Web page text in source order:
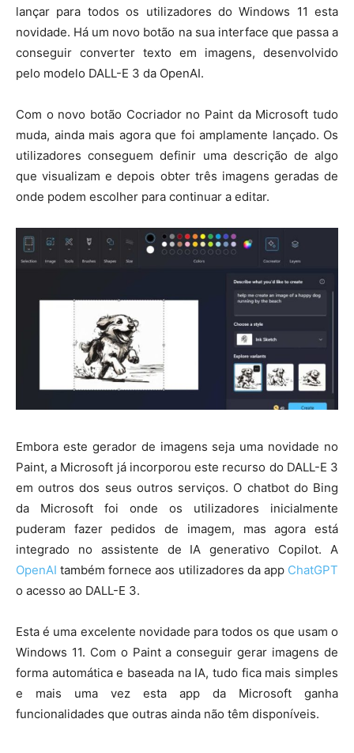
lançar para todos os utilizadores do Windows 11 esta
novidade. Há um novo botão na sua interface que passa a
conseguir converter texto em imagens, desenvolvido
pelo modelo DALL-E 3 da OpenAI.
Com o novo botão Cocriador no Paint da Microsoft tudo
muda, ainda mais agora que foi amplamente lançado. Os
utilizadores conseguem definir uma descrição de algo
que visualizam e depois obter três imagens geradas de
onde podem escolher para continuar a editar.
Embora este gerador de imagens seja uma novidade no
Paint, a Microsoft já incorporou este recurso do DALL-E 3
em outros dos seus outros serviços. O chatbot do Bing
da Microsoft foi onde os utilizadores inicialmente
puderam fazer pedidos de imagem, mas agora está
integrado no assistente de IA generativo Copilot. A
OpenAI também fornece aos utilizadores da app ChatGPT
o acesso ao DALL-E 3.
Esta é uma excelente novidade para todos os que usam o
Windows 11. Com o Paint a conseguir gerar imagens de
forma automática e baseada na IA, tudo fica mais simples
e mais uma vez esta app da Microsoft ganha
funcionalidades que outras ainda não têm disponíveis.